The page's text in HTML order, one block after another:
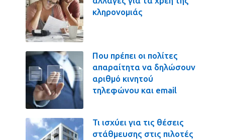
κληρονομιάς
Που πρέπει οι πολίτες
απαραίτητα να δηλώσουν
αριθμό κινητού
τηλεφώνου και email
Τι ισχύει για τις θέσεις
στάθμευσης στις πιλοτές